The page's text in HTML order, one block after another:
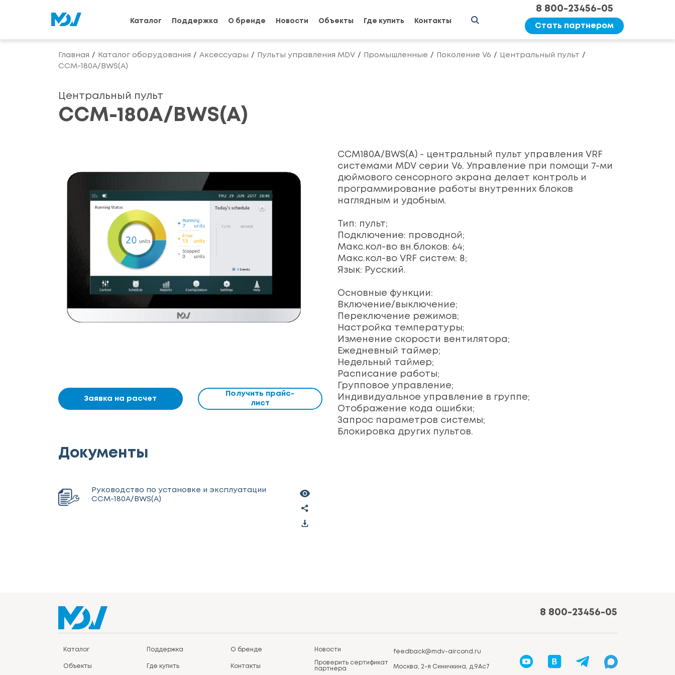
Каталог Поддержка О бренде Новости Объекты Где купить Контакты
8 800-23456-05
Стать партнером
Главная Каталог оборудования Аксессуары Пульты управления MDV Промышленные Поколение V6
Центральный пульт
CCM-180A/BWS(A)
Центральный пульт
CCM-180A/BWS(A)
Заявка на расчет
Получить прайс-
лист
CCM180A/BWS(A) - центральный пульт управления VRF
системами MDV серии V6. Управление при помощи 7-ми
дюймового сенсорного экрана делает контроль и
программирование работы внутренних блоков
наглядным и удобным.
Тип: пульт;
Подключение: проводной;
Макс.кол-во вн.блоков: 64;
Макс.кол-во VRF систем: 8;
Язык: Русский.
Основные функции:
Включение/выключение;
Переключение режимов;
Настройка температуры;
Изменение скорости вентилятора;
Ежедневный таймер;
Недельный таймер;
Расписание работы;
Групповое управление;
Индивидуальное управление в группе;
Отображение кода ошибки;
Запрос параметров системы;
Блокировка других пультов.
Документы
Руководство по установке и эксплуатации
CCM-180A/BWS(A)
8 800-23456-05
Каталог Поддержка О бренде Новости
Объекты Где купить Контакты
Проверить сертификат
партнера
feedback@mdv-aircond.ru
Москва, 2-я Синичкина, д.9Ас7